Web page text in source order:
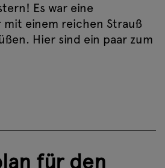
Es war eine
einem reichen Strauß
Hier sind ein paar zum
für den